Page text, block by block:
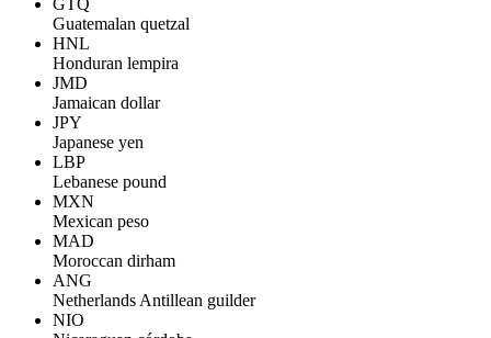
GTQ
Guatemalan quetzal
HNL
Honduran lempira
JMD
Jamaican dollar
JPY
Japanese yen
LBP
Lebanese pound
MXN
Mexican peso
MAD
Moroccan dirham
ANG
Netherlands Antillean guilder
NIO